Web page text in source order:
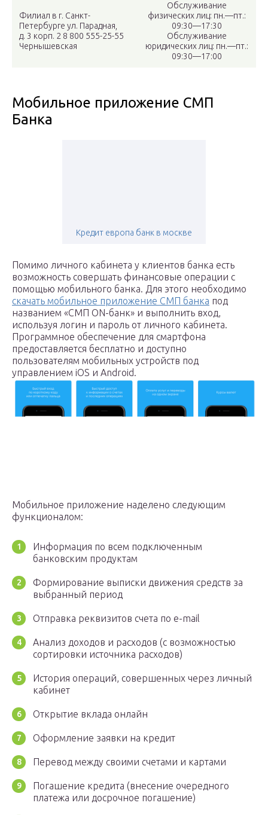
Филиал в г. Санкт-
Петербурге ул. Парадная,
д. 3 корп. 2 8 800 555-25-55
Чернышевская
Обслуживание
физических лиц: пн.—пт.:
09:30—17:30
Обслуживание
юридических лиц: пн.—пт.:
09:30—17:00
Мобильное приложение СМП
Банка
Кредит европа банк в москве
Помимо личного кабинета у клиентов банка есть
возможность совершать финансовые операции с
помощью мобильного банка. Для этого необходимо
скачать мобильное приложение СМП банка под
названием «СМП ON-банк» и выполнить вход,
используя логин и пароль от личного кабинета.
Программное обеспечение для смартфона
предоставляется бесплатно и доступно
пользователям мобильных устройств под
управлением iOS и Android.
Мобильное приложение наделено следующим
функционалом:
Информация по всем подключенным
банковским продуктам
Формирование выписки движения средств за
выбранный период
Отправка реквизитов счета по e-mail
Анализ доходов и расходов (с возможностью
сортировки источника расходов)
История операций, совершенных через личный
кабинет
Открытие вклада онлайн
Оформление заявки на кредит
Перевод между своими счетами и картами
Погашение кредита (внесение очередного
платежа или досрочное погашение)